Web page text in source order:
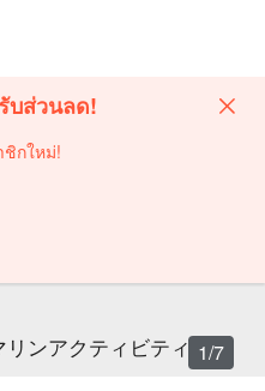
บส่วนลด!
กใหม่!
ンアクティビティ 1/7